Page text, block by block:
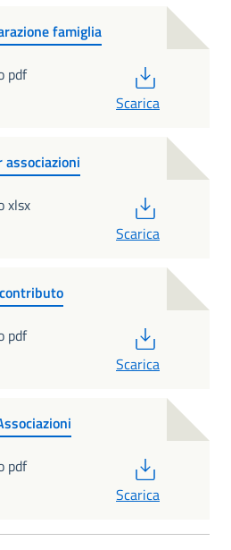
famiglia
pdf
Scarica
associazioni
xlsx
Scarica
pdf
Scarica
pdf
Scarica